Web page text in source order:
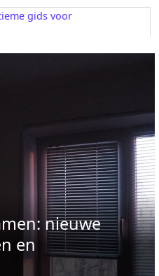
moderne zomerkeukens
nieuwe
en